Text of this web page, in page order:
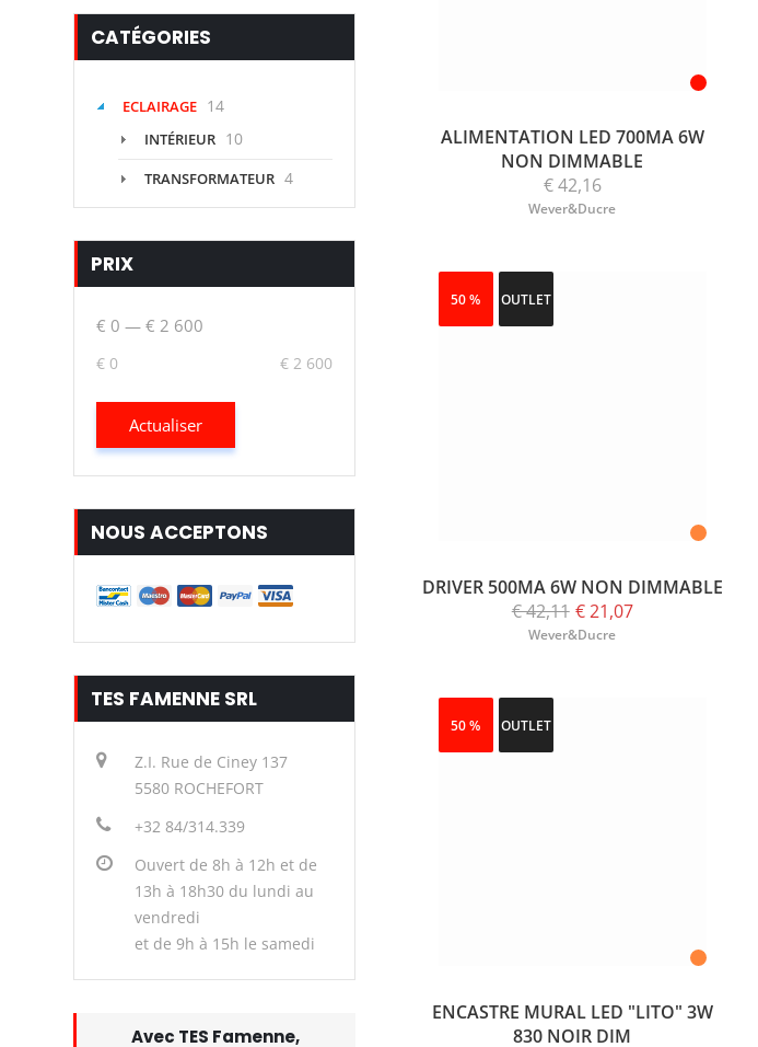
ALIMENTATION LED 700MA 6W
NON DIMMABLE
€ 42,16
Wever&Ducre
50 % OUTLET
DRIVER 500MA 6W NON DIMMABLE
€ 42,11 € 21,07
Wever&Ducre
50 % OUTLET
ENCASTRE MURAL LED "LITO" 3W
830 NOIR DIM
CATÉGORIES
ECLAIRAGE 14
INTÉRIEUR 10
TRANSFORMATEUR 4
PRIX
€ 0 — € 2 600
€ 0 € 2 600
Actualiser
NOUS ACCEPTONS
TES FAMENNE SRL
Z.I. Rue de Ciney 137
5580 ROCHEFORT
+32 84/314.339
Ouvert de 8h à 12h et de
13h à 18h30 du lundi au
vendredi
et de 9h à 15h le samedi
Avec TES Famenne,